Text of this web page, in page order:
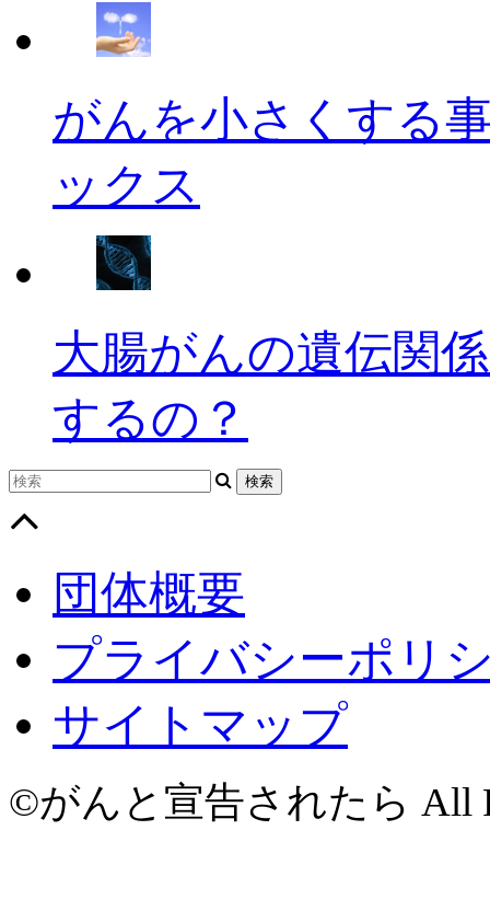
がんを小さくする
ックス
大腸がんの遺伝関
するの？
団体概要
プライバシーポリ
サイトマップ
©がんと宣告されたら All